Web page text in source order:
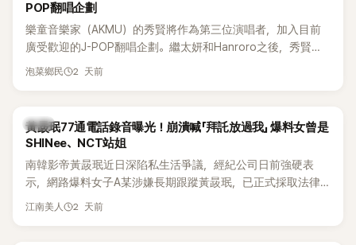
POP翻唱企劃
樂童音樂家（AKMU）的秀賢將作為第三位演唱者，加入目前
廣受歡迎的J-POP翻唱企劃。繼太妍和Hanroro之後，秀賢已
獲選為第三首翻唱歌曲的主唱，並於近期完成錄音。
泡菜鄉民 2 天前
韓星
黃晸珉77通電話錄音曝光！崩潰喊「拜託放過我」 爆料女曾是
SHINee、NCT站姐
南韓影帝黃晸珉近日深陷私生活爭議，經紀公司日前強硬表
示，網路爆料女子A某涉嫌長期跟蹤黃晸珉，已正式採取法律
行動。不過，A並未停止發聲，持續透過社群平台公開爆料，反
江南美人 2 天前